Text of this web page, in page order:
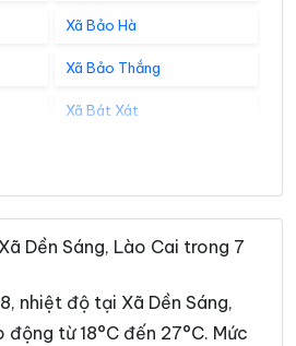
Xã Bảo Hà
Xã Bảo Thắng
Xã Bát Xát
Xã Chấn Thịnh
Xã Chế Tạo
Xã Đông Cuông
Dền Sáng, Lào Cai trong 7
nhiệt độ tại Xã Dền Sáng,
từ 18°C đến 27°C. Mức